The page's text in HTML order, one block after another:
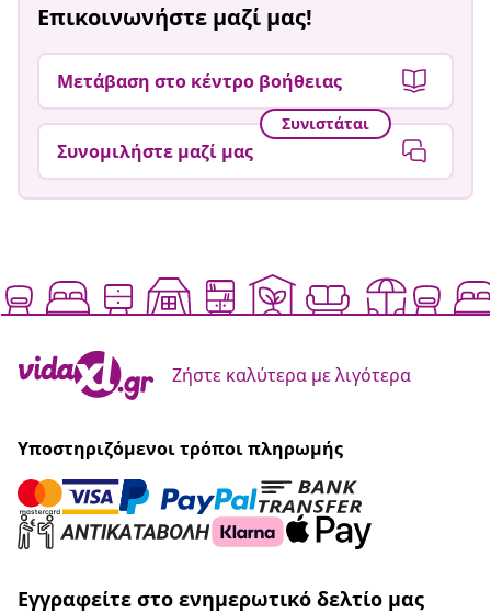
Επικοινωνήστε μαζί μας!
Μετάβαση στο κέντρο βοήθειας
Συνιστάται
Συνομιλήστε μαζί μας
Ζήστε καλύτερα με λιγότερα
Υποστηριζόμενοι τρόποι πληρωμής
Εγγραφείτε στο ενημερωτικό δελτίο μας